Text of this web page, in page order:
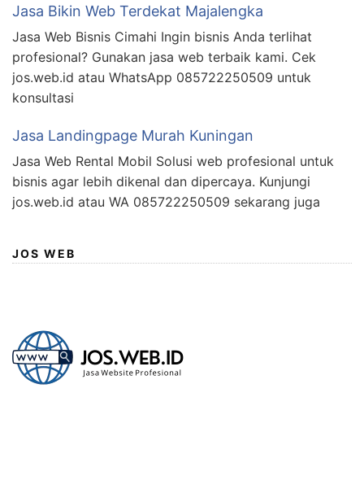
Jasa Bikin Web Terdekat Majalengka
Jasa Web Bisnis Cimahi Ingin bisnis Anda terlihat
profesional? Gunakan jasa web terbaik kami. Cek
jos.web.id atau WhatsApp 085722250509 untuk
konsultasi
Jasa Landingpage Murah Kuningan
Jasa Web Rental Mobil Solusi web profesional untuk
bisnis agar lebih dikenal dan dipercaya. Kunjungi
jos.web.id atau WA 085722250509 sekarang juga
JOS WEB